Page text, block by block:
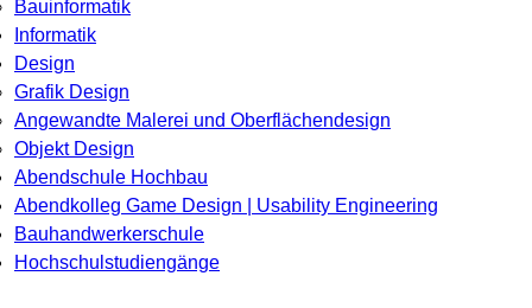
Bauinformatik
Informatik
Design
Grafik Design
Angewandte Malerei und Oberflächendesign
Objekt Design
Abendschule Hochbau
Abendkolleg Game Design | Usability Engineering
Bauhandwerkerschule
Hochschulstudiengänge